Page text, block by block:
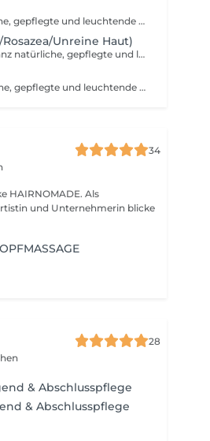
HydraFacial® Classic Ganz natürliche, gepflegte und leuchtende Haut - Hydrafacial macht es möglich. Nach deiner Behandlung wirkst und fühlst Du Dich frisch und glowy! Deine Haut wirkt unmittelbar erholt, verjüngt und strahlt. Bei einem HydraFacial® arbeiten wir in den folgenden Schritten: schonende Hautabtragung intensive, porentiefe Reinigung anschließende Einarbeitung von pflegenden & nährenden Wirkstoffen 1 Hydrafacial entspricht 3 klassischen Gesichtsbehandlungen. Zu den Wirkstoffen, die wir einarbeiten gehören: Vitamine Antioxidantien Hyaluron Peptide Ergebnis: sofortiger Glow, welcher sich in den folgenden 4 Tagen nach der Behandlung intensiviert!
Unreine Haut)
HydraFacial® + Circadia Oxygen Ganz natürliche, gepflegte und leuchtende Haut - Hydrafacial macht es möglich. Nach deiner Behandlung wirkst und fühlst Du Dich frisch und glowy! Deine Haut wirkt unmittelbar erholt, verjüngt und strahlt. Bei einem HydraFacial® arbeiten wir in den folgenden Schritten: schonende Hautabtragung intensive, porentiefe Reinigung anschließende Einarbeitung von pflegenden & nährenden Wirkstoffen 1 Hydrafacial entspricht 3 klassischen Gesichtsbehandlungen. Zu den Wirkstoffen, die wir einarbeiten gehören: Vitamine Antioxidantien Hyaluron Peptide Zusätzlich: Circadia Oxygen Facial Das Oxygen Facial ist die optimale Behandlung für alle, die mit unreiner Haut zu kämpfen haben und nachhaltig die Hautstruktur verbessern möchten. Bei diesem Treatment wird mit Sauerstoff gearbeitet, welcher Unreinheiten aus der Tiefe an die Hautoberfläche befördert. -keimtötende Wirkung -Oxidation hellt Haut auf -Reduziert Rosazea -erhöhter Nährstofftransport zur Haut Ergebnis: sofortiger Glow, welcher sich in den folgenden 4 Tagen nach der Behandlung intensiviert!
HydraFacial® Deluxe Ganz natürliche, gepflegte und leuchtende Haut - Hydrafacial macht es möglich. Nach deiner Behandlung wirkst und fühlst Du Dich frisch und glowy! Deine Haut wirkt unmittelbar erholt, verjüngt und strahlt. Deluxe = zusätzlich Circadia Maske & HydraFacial Booster & Lichttherapie Bei einem HydraFacial® arbeiten wir in den folgenden Schritten: schonende Hautabtragung intensive, porentiefe Reinigung anschließende Einarbeitung von pflegenden & nährenden Wirkstoffen 1 Hydrafacial entspricht 3 klassischen Gesichtsbehandlungen. Zu den Wirkstoffen, die wir einarbeiten gehören: Vitamine Antioxidantien Hyaluron Peptide Ergebnis: sofortiger Glow, welcher sich in den folgenden 4 Tagen nach der Behandlung intensiviert! Empfehlung: eine zunächst monatliche Wiederholung.
34
HAIRNOMADE. Als
und Unternehmerin blicke
28
& Abschlusspflege
& Abschlusspflege